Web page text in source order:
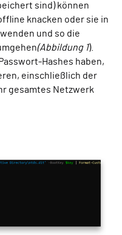
sind) können
knacken oder sie in
und so die
(Abbildung 1).
Hashes haben,
einschließlich der
gesamtes Netzwerk